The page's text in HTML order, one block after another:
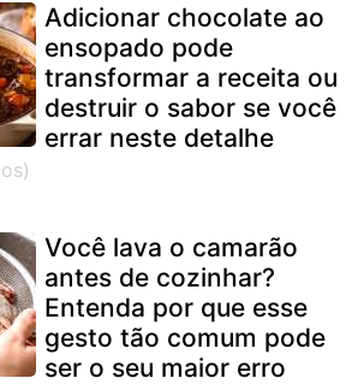
Adicionar chocolate ao
ensopado pode
transformar a receita ou
destruir o sabor se você
errar neste detalhe
Você lava o camarão
antes de cozinhar?
Entenda por que esse
gesto tão comum pode
ser o seu maior erro